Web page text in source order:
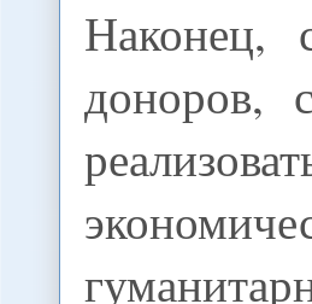
Наконец,
доноров,